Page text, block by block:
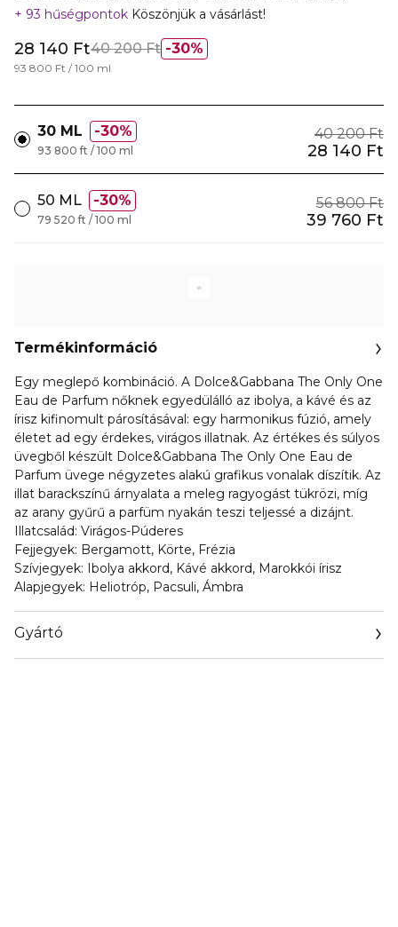
93 hűségpontok Köszönjük a vásárlást!
30%
28 140 Ft40 200 Ft
93 800 Ft / 100 ml
30 ML 30% 40 200 Ft
28 140 Ft
93 800 ft / 100 ml
50 ML 30% 56 800 Ft
39 760 Ft
79 520 ft / 100 ml
Termékinformáció
Egy meglepő kombináció. A Dolce&Gabbana The Only One
Eau de Parfum nőknek egyedülálló az ibolya, a kávé és az
írisz kifinomult párosításával: egy harmonikus fúzió, amely
életet ad egy érdekes, virágos illatnak. Az értékes és súlyos
üvegből készült Dolce&Gabbana The Only One Eau de
Parfum üvege négyzetes alakú grafikus vonalak díszítik. Az
illat barackszínű árnyalata a meleg ragyogást tükrözi, míg
az arany gyűrű a parfüm nyakán teszi teljessé a dizájnt.
Illatcsalád: Virágos-Púderes
Fejjegyek: Bergamott, Körte, Frézia
Szívjegyek: Ibolya akkord, Kávé akkord, Marokkói írisz
Alapjegyek: Heliotróp, Pacsuli, Ámbra
Gyártó